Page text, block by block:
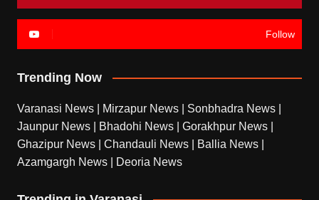
Follow
Trending Now
Varanasi News Mirzapur News Sonbhadra News
Jaunpur News
Bhadohi News Gorakhpur News
Ghazipur News
Chandauli News Ballia News
Azamgargh News
Deoria News